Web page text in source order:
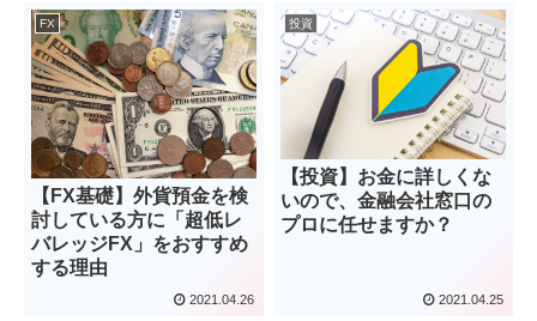
FX
【FX基礎】外貨預金を検
討している方に「超低レ
バレッジFX」をおすすめ
する理由
2021.04.26
投資
【投資】お金に詳しくな
いので、金融会社窓口の
プロに任せますか？
2021.04.25